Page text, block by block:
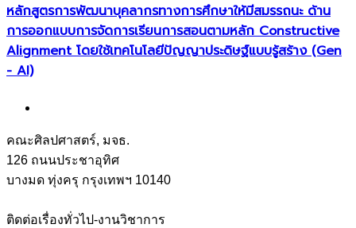
หลักสูตรการพัฒนาบุคลากรทางการศึกษาให้มีสมรรถนะ ด้าน
การออกแบบการจัดการเรียนการสอนตามหลัก Constructive
Alignment โดยใช้เทคโนโลยีปัญญาประดิษฐ์แบบรู้สร้าง (Gen
- AI)
คณะศิลปศาสตร์, มจธ.
126 ถนนประชาอุทิศ
บางมด ทุ่งครุ กรุงเทพฯ 10140
ติดต่อเรื่องทั่วไป-งานวิชาการ